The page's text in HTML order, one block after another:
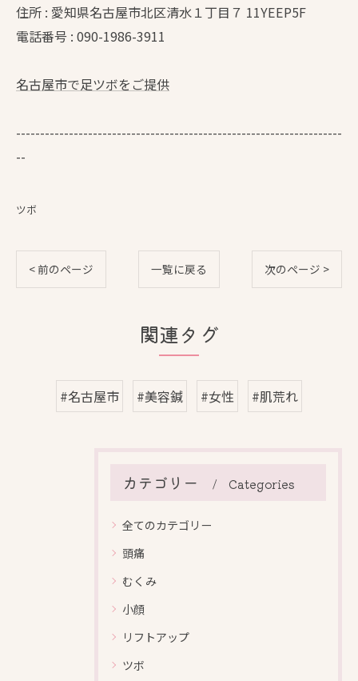
住所 : 愛知県名古屋市北区清水１丁目７ 11YEEP5F
電話番号 : 090-1986-3911
名古屋市で足ツボをご提供
--------------------------------------------------------------------
--
ツボ
< 前のページ 一覧に戻る 次のページ >
関連タグ
#名古屋市 #美容鍼 #女性 #肌荒れ
カテゴリー Categories
全てのカテゴリー
頭痛
むくみ
小顔
リフトアップ
ツボ